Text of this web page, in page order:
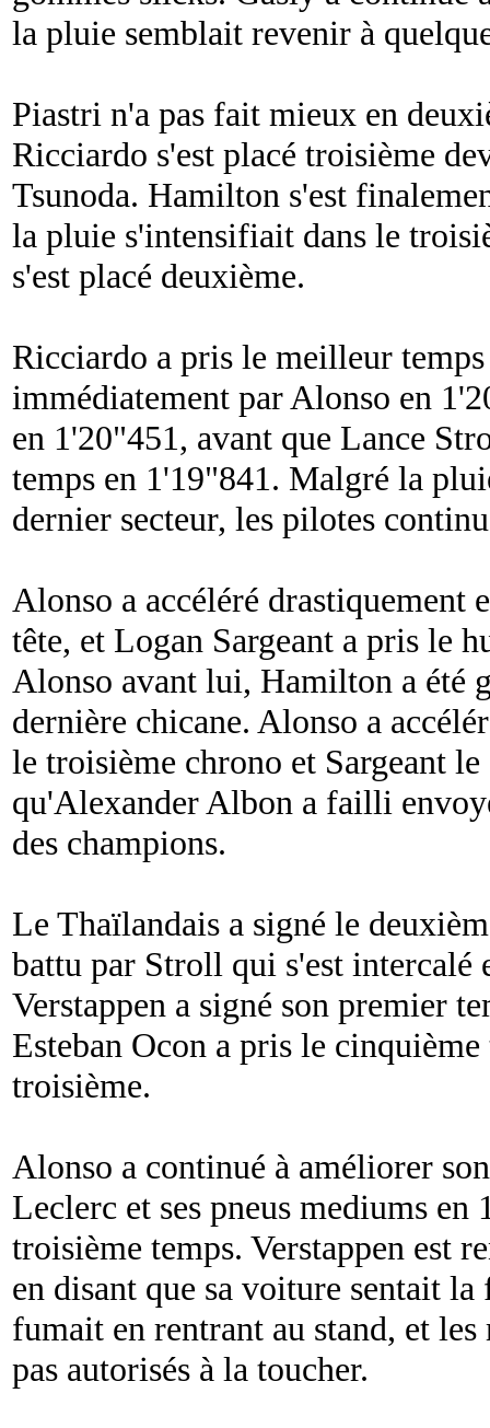
la pluie semblait revenir à
Piastri n'a pas fait mieux en
Ricciardo s'est placé troisième
Tsunoda. Hamilton s'est
la pluie s'intensifiait dans le
s'est placé deuxième.
Ricciardo a pris le meilleur
immédiatement par Alonso en
en 1'20"451, avant que Lance
temps en 1'19"841. Malgré la
dernier secteur, les pilotes
Alonso a accéléré drastiquement
tête, et Logan Sargeant a pris le
Alonso avant lui, Hamilton a été
dernière chicane. Alonso a
le troisième chrono et Sargeant
qu'Alexander Albon a failli
des champions.
Le Thaïlandais a signé le
battu par Stroll qui s'est intercalé
Verstappen a signé son premier
Esteban Ocon a pris le
troisième.
Alonso a continué à améliorer
Leclerc et ses pneus mediums
troisième temps. Verstappen est
en disant que sa voiture sentait
fumait en rentrant au stand, et
pas autorisés à la toucher.